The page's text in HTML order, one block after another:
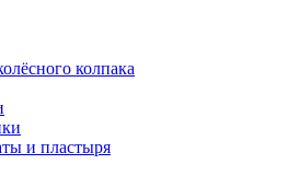
колпака
и пластыря